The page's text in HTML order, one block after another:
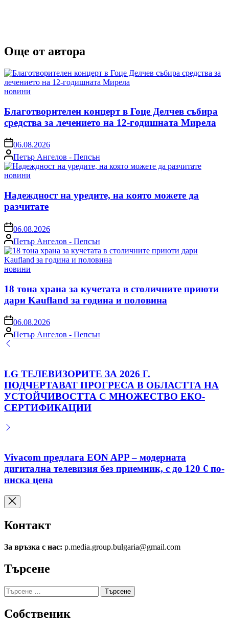
Още от автора
Posted
новини
Благотворителен концерт в Гоце Делчев събира
средства за лечението на 12-годишната Мирела
on06.08.2026
Posted
by
Петър Ангелов - Пепсън
Posted
новини
Надеждност на уредите, на която можете да
разчитате
on06.08.2026
Posted
by
Петър Ангелов - Пепсън
Posted
новини
18 тона храна за кучетата в столичните приюти
дари Kaufland за година и половина
on06.08.2026
Posted
by
Петър Ангелов - Пепсън
LG ТЕЛЕВИЗОРИТЕ ЗА 2026 Г.
ПОДЧЕРТАВАТ ПРОГРЕСА В ОБЛАСТТА НА
УСТОЙЧИВОСТТА С МНОЖЕСТВО ЕКО-
СЕРТИФИКАЦИИ
Vivacom предлага EON APP – модерната
дигитална телевизия без приемник, с до 120 € по-
ниска цена
Контакт
За връзка с нас: p.media.group.bulgaria@gmail.com
Търсене
Търсене
за:
Собственик